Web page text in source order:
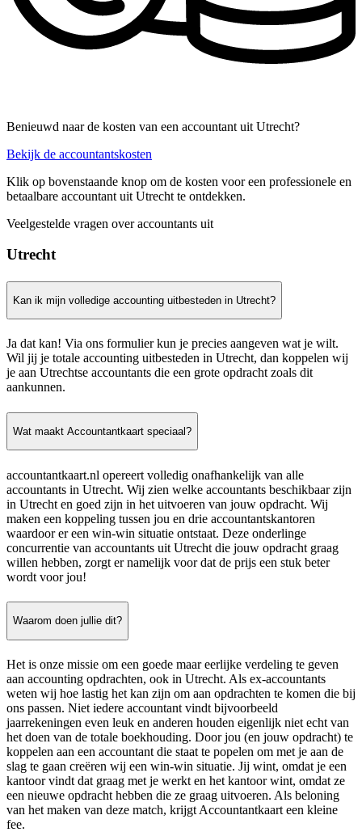
Benieuwd naar de kosten van een accountant uit Utrecht?
Bekijk de accountantskosten
Klik op bovenstaande knop om de kosten voor een professionele en
betaalbare accountant uit Utrecht te ontdekken.
Veelgestelde vragen over accountants uit
Utrecht
Kan ik mijn volledige accounting uitbesteden in Utrecht?
Ja dat kan! Via ons formulier kun je precies aangeven wat je wilt.
Wil jij je totale accounting uitbesteden in Utrecht, dan koppelen wij
je aan Utrechtse accountants die een grote opdracht zoals dit
aankunnen.
Wat maakt Accountantkaart speciaal?
accountantkaart.nl opereert volledig onafhankelijk van alle
accountants in Utrecht. Wij zien welke accountants beschikbaar zijn
in Utrecht en goed zijn in het uitvoeren van jouw opdracht. Wij
maken een koppeling tussen jou en drie accountantskantoren
waardoor er een win-win situatie ontstaat. Deze onderlinge
concurrentie van accountants uit Utrecht die jouw opdracht graag
willen hebben, zorgt er namelijk voor dat de prijs een stuk beter
wordt voor jou!
Waarom doen jullie dit?
Het is onze missie om een goede maar eerlijke verdeling te geven
aan accounting opdrachten, ook in Utrecht. Als ex-accountants
weten wij hoe lastig het kan zijn om aan opdrachten te komen die bij
ons passen. Niet iedere accountant vindt bijvoorbeeld
jaarrekeningen even leuk en anderen houden eigenlijk niet echt van
het doen van de totale boekhouding. Door jou (en jouw opdracht) te
koppelen aan een accountant die staat te popelen om met je aan de
slag te gaan creëren wij een win-win situatie. Jij wint, omdat je een
kantoor vindt dat graag met je werkt en het kantoor wint, omdat ze
een nieuwe opdracht hebben die ze graag uitvoeren. Als beloning
van het maken van deze match, krijgt Accountantkaart een kleine
fee.